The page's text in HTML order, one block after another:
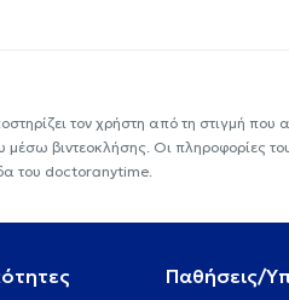
τον χρήστη από τη στιγμή που
βιντεοκλήσης. Οι πληροφορίες
του doctoranytime.
Παθήσεις/